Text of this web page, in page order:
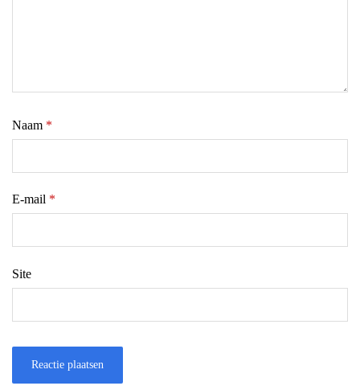
Naam *
E-mail *
Site